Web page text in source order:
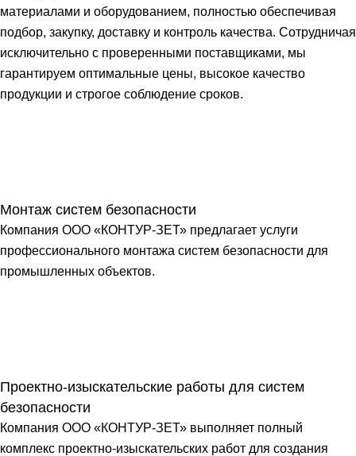
материалами и оборудованием, полностью обеспечивая
подбор, закупку, доставку и контроль качества. Сотрудничая
исключительно с проверенными поставщиками, мы
гарантируем оптимальные цены, высокое качество
продукции и строгое соблюдение сроков.
Монтаж систем безопасности
Компания ООО «КОНТУР-ЗЕТ» предлагает услуги
профессионального монтажа систем безопасности для
промышленных объектов.
Проектно-изыскательские работы для систем
безопасности
Компания ООО «КОНТУР-ЗЕТ» выполняет полный
комплекс проектно-изыскательских работ для создания